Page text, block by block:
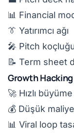
📊 Financial
👔 Yatırımcı ağı
🎤 Pitch
📝 Term sheet
Growth Hacking
🚀 Hızlı
💰 Düşük
📊 Viral loop